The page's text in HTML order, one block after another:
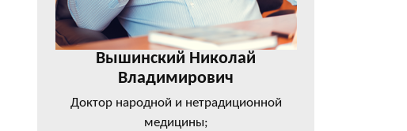
Вышинский Николай
Владимирович
Доктор народной и нетрадиционной
медицины;